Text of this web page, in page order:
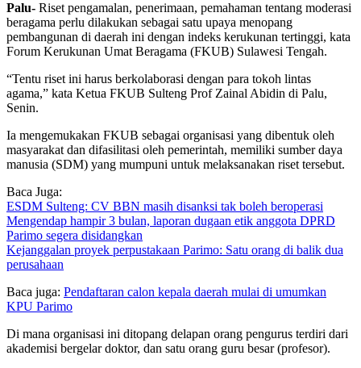
Palu- Riset pengamalan, penerimaan, pemahaman tentang moderasi
beragama perlu dilakukan sebagai satu upaya menopang
pembangunan di daerah ini dengan indeks kerukunan tertinggi, kata
Forum Kerukunan Umat Beragama (FKUB) Sulawesi Tengah.
“Tentu riset ini harus berkolaborasi dengan para tokoh lintas
agama,” kata Ketua FKUB Sulteng Prof Zainal Abidin di Palu,
Senin.
Ia mengemukakan FKUB sebagai organisasi yang dibentuk oleh
masyarakat dan difasilitasi oleh pemerintah, memiliki sumber daya
manusia (SDM) yang mumpuni untuk melaksanakan riset tersebut.
Baca Juga:
ESDM Sulteng: CV BBN masih disanksi tak boleh beroperasi
Mengendap hampir 3 bulan, laporan dugaan etik anggota DPRD
Parimo segera disidangkan
Kejanggalan proyek perpustakaan Parimo: Satu orang di balik dua
perusahaan
Baca juga: Pendaftaran calon kepala daerah mulai di umumkan
KPU Parimo
Di mana organisasi ini ditopang delapan orang pengurus terdiri dari
akademisi bergelar doktor, dan satu orang guru besar (profesor).